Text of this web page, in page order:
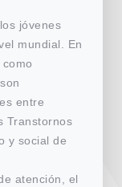
jóvenes
mundial. En
entre
Transtornos
y social de
atención, el